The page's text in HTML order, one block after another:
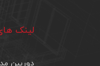
لینک
دوربین